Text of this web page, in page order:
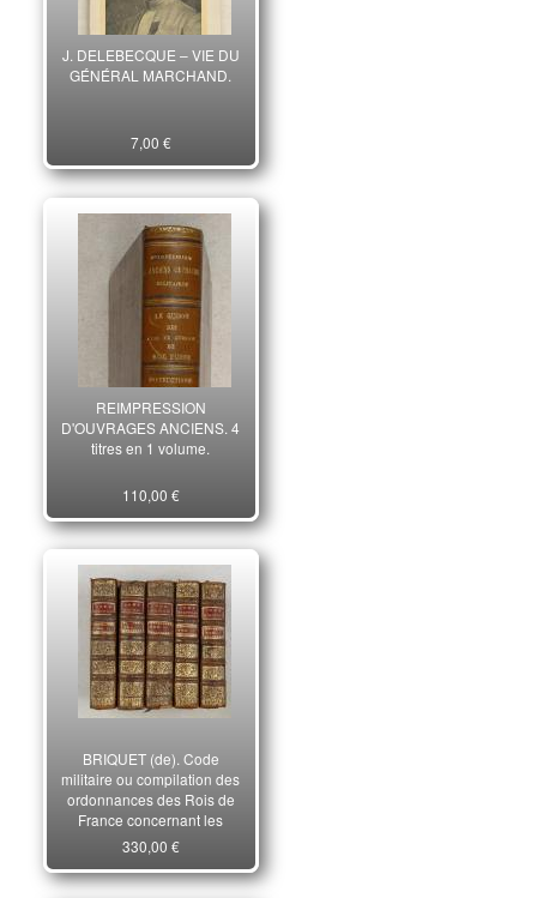
J. DELEBECQUE – VIE DU
GÉNÉRAL MARCHAND.
7,00 €
REIMPRESSION
D'OUVRAGES ANCIENS. 4
titres en 1 volume.
110,00 €
BRIQUET (de). Code
militaire ou compilation des
ordonnances des Rois de
France concernant les
gens de guerre.
330,00 €